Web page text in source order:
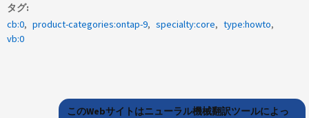
タグ
cb:0
product-categories:ontap-9 specialty:core
type:howto
vb:0
このWebサイトはニューラル機械翻訳ツールによっ